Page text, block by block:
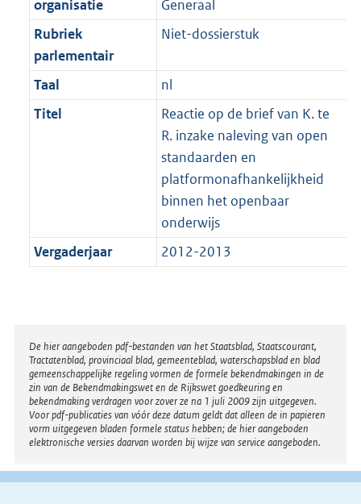
organisatie
Generaal
Rubriek
parlementair
Niet-dossierstuk
Taal
nl
Titel
Reactie op de brief van K. te
R. inzake naleving van open
standaarden en
platformonafhankelijkheid
binnen het openbaar
onderwijs
Vergaderjaar
2012-2013
Disclaimer
De hier aangeboden pdf-bestanden van het Staatsblad, Staatscourant,
Tractatenblad, provinciaal blad, gemeenteblad, waterschapsblad en blad
gemeenschappelijke regeling vormen de formele bekendmakingen in de
zin van de Bekendmakingswet en de Rijkswet goedkeuring en
bekendmaking verdragen voor zover ze na 1 juli 2009 zijn uitgegeven.
Voor pdf-publicaties van vóór deze datum geldt dat alleen de in papieren
vorm uitgegeven bladen formele status hebben; de hier aangeboden
elektronische versies daarvan worden bij wijze van service aangeboden.